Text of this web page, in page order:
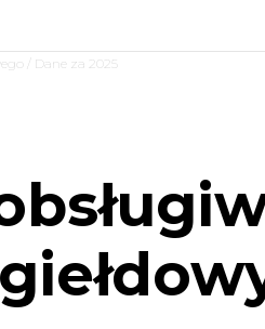
/ Dane za 2025